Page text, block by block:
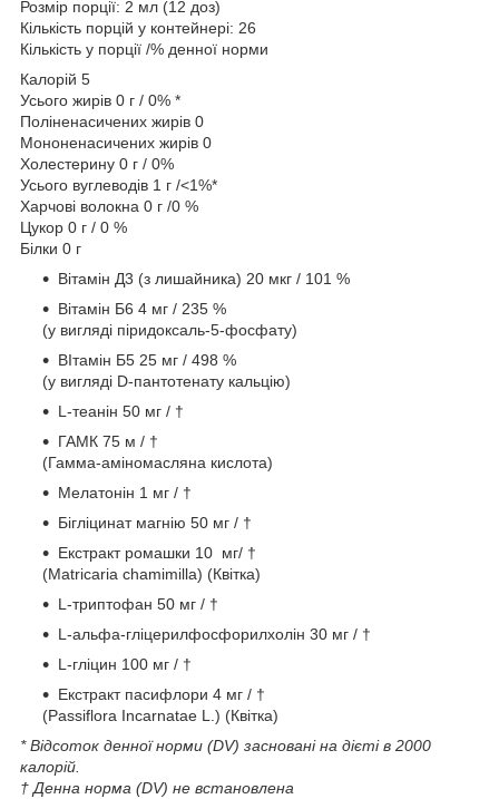
Розмір порції: 2 мл (12 доз)
Кількість порцій у контейнері: 26
Кількість у порції /% денної норми
Калорій 5
Усього жирів 0 г / 0% *
Поліненасичених жирів 0
Мононенасичених жирів 0
Холестерину 0 г / 0%
Усього вуглеводів 1 г /<1%*
Харчові волокна 0 г /0 %
Цукор 0 г / 0 %
Білки 0 г
Вітамін Д3 (з лишайника) 20 мкг / 101 %
Вітамін Б6 4 мг / 235 %
(у вигляді піридоксаль-5-фосфату)
ВІтамін Б5 25 мг / 498 %
(у вигляді D-пантотенату кальцію)
L-теанін 50 мг / †
ГАМК 75 м / †
(Гамма-аміномасляна кислота)
Мелатонін 1 мг / †
Бігліцинат магнію 50 мг / †
Екстракт ромашки 10 мг/ †
(Matricaria chamimilla) (Квітка)
L-триптофан 50 мг / †
L-альфа-гліцерилфосфорилхолін 30 мг / †
L-гліцин 100 мг / †
Екстракт пасифлори 4 мг / †
(Passiflora Incarnatae L.) (Квітка)
* Відсоток денної норми (DV) засновані на дієті в 2000
калорій.
† Денна норма (DV) не встановлена